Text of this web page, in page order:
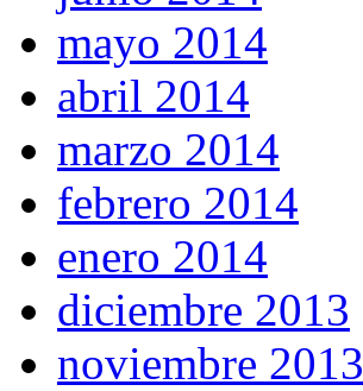
mayo 2014
abril 2014
marzo 2014
febrero 2014
enero 2014
diciembre 2013
noviembre 2013